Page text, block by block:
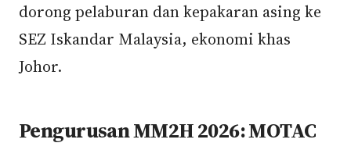
dorong pelaburan dan kepakaran asing ke
SEZ Iskandar Malaysia, ekonomi khas
Johor.
Pengurusan MM2H 2026: MOTAC